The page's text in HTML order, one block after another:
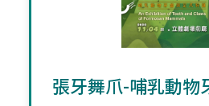
張牙舞爪-哺乳動物